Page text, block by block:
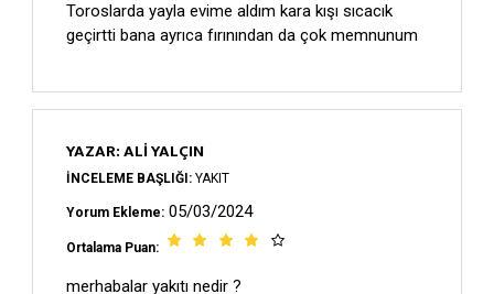
Toroslarda yayla evime aldım kara kışı sıcacık
geçirtti bana ayrıca fırınından da çok memnunum
YAZAR: ALI YALÇIN
İNCELEME BAŞLIĞI: YAKIT
Yorum Ekleme: 05/03/2024
Ortalama Puan:
merhabalar yakıtı nedir ?